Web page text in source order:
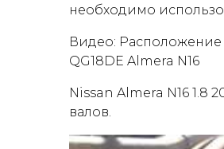
необходимо
Видео: Расположение
QG18DE Almera N16
Nissan Almera N16 1.8
валов.